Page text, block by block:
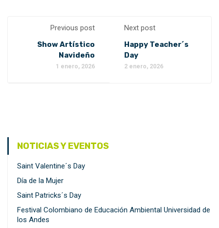
Previous post
Show Artístico
Navideño
1 enero, 2026
Next post
Happy Teacher´s
Day
2 enero, 2026
NOTICIAS Y EVENTOS
Saint Valentine´s Day
Día de la Mujer
Saint Patricks´s Day
Festival Colombiano de Educación Ambiental Universidad de
los Andes